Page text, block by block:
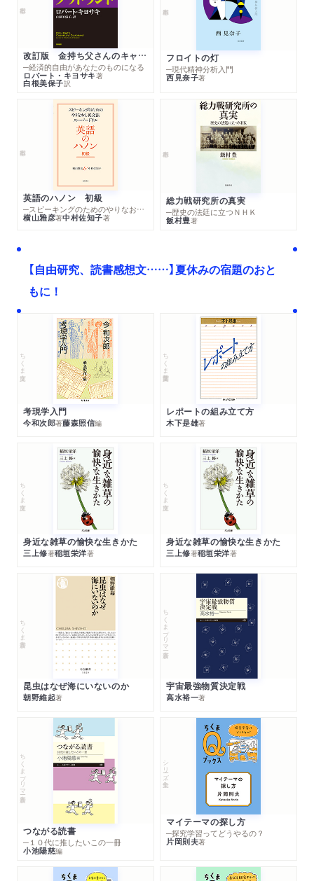
改訂版 金持ち父さんのキャッシュフロー・クワドラント
─経済的自由があなたのものになる
ロバート・キヨサキ著
白根美保子訳
フロイトの灯
─現代精神分析入門
西見奈子著
英語のハノン 初級
─スピーキングのためのやりなおし英文法スーパードリル
横山雅彦著中村佐知子著
総力戦研究所の真実
─歴史の法廷に立つＮＨＫ
飯村豊著
【自由研究、読書感想文……】夏休みの宿題のおと
もに！
ちくま文庫
考現学入門
今和次郎著藤森照信編
ちくま学芸文庫
レポートの組み立て方
木下是雄著
ちくま文庫
身近な雑草の愉快な生きかた
三上修著稲垣栄洋著
ちくま文庫
身近な雑草の愉快な生きかた
三上修著稲垣栄洋著
ちくま新書
昆虫はなぜ海にいないのか
朝野維起著
ちくまプリマー新書
宇宙最強物質決定戦
高水裕一著
ちくまプリマー新書
つながる読書
─１０代に推したいこの一冊
小池陽慈編
シリーズ・全集
マイテーマの探し方
─探究学習ってどうやるの？
片岡則夫著